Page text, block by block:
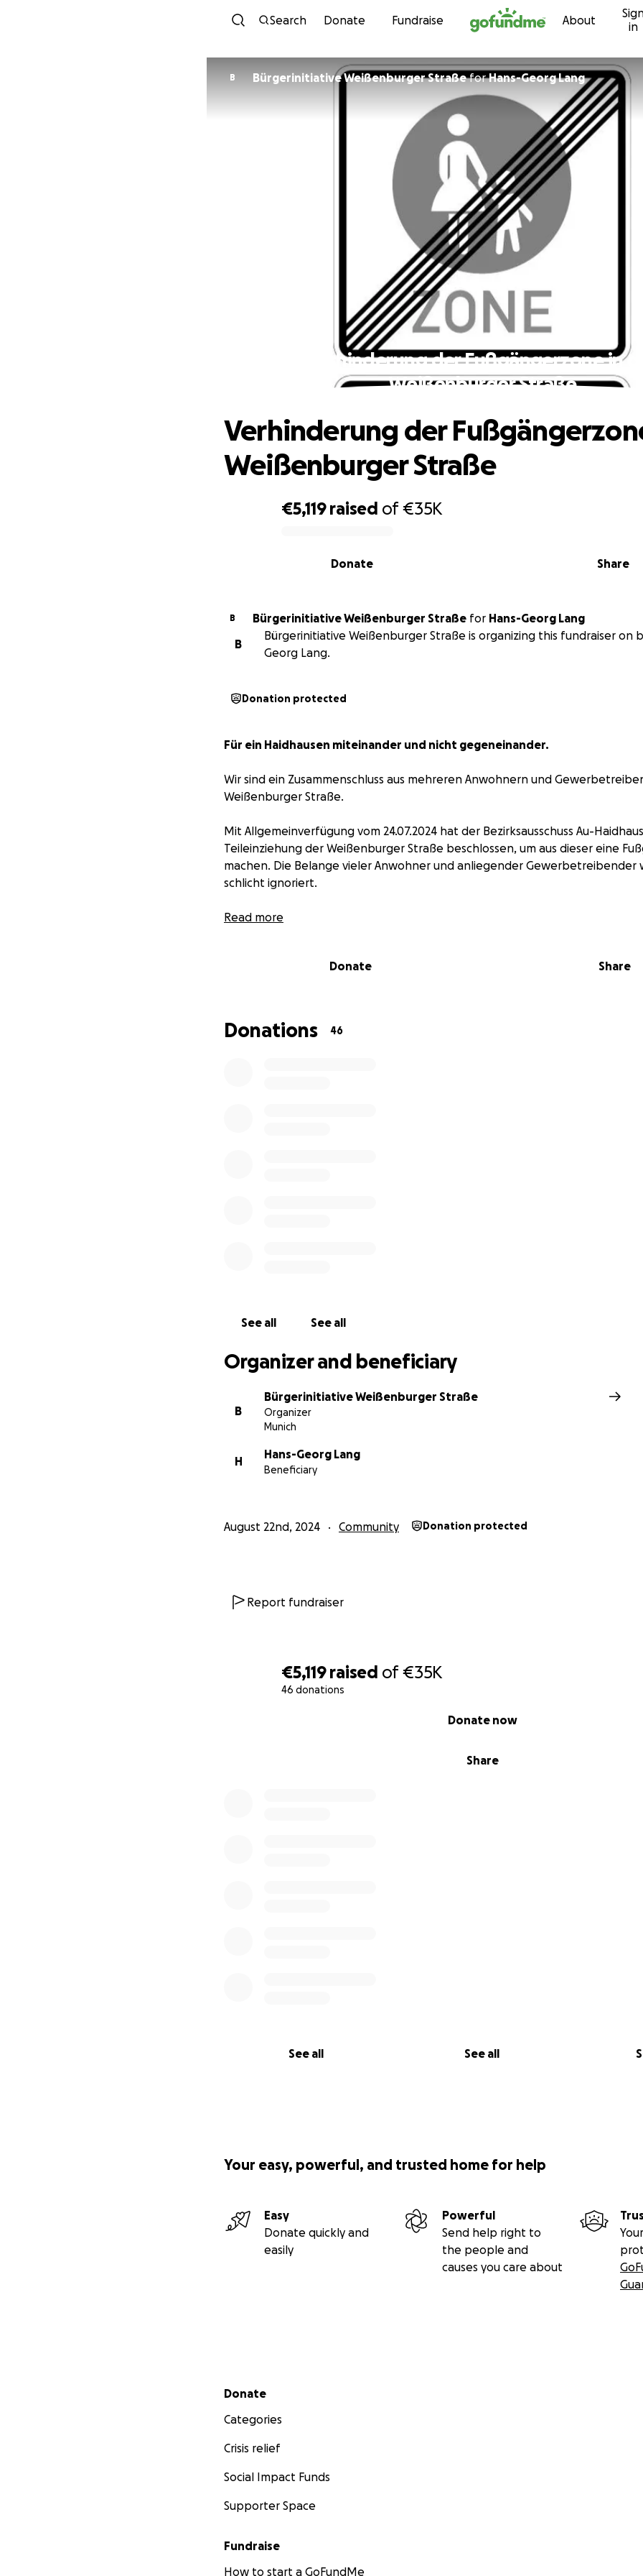
Skip to content
Search Donate Fundraise About
in
€5,119 raised of€35K
46 donations
Share
Donate now
See all See all
B Bürgerinitiative Weißenburger StraßeforHans-Georg Lang
Verhinderung der Fußgängerzone in
Weißenburger Straße
€5,119 raised of€35K
Share
Donate
Verhinderung der
Weißenburger Straße
B Bürgerinitiative Weißenburger Straße for Hans-Georg Lang
B
Bürgerinitiative Weißenburger Straße is organizing this fundraiser on
Georg Lang.
Donation protected
Für ein Haidhausen miteinander und nicht gegeneinander.
Wir sind ein Zusammenschluss aus mehreren Anwohnern und
Weißenburger Straße.
Mit Allgemeinverfügung vom 24.07.2024 hat der Bezirksausschuss Au-
Teileinziehung der Weißenburger Straße beschlossen, um aus dieser eine
machen. Die Belange vieler Anwohner und anliegender Gewerbetreibender
schlicht ignoriert.
Derzeit wehren wir uns gegen die Teileinziehung vor dem
Nach pauschaler Absage des Verwaltungsgerichts im Rahmen eines
dies ist am 25.08.2024 erfolgt.
Read more
Donate Share
Donations 46
See all See all
Organizer and beneficiary
B
Bürgerinitiative Weißenburger Straße
Organizer
Munich
H
Hans-Georg Lang
Beneficiary
August 22nd, 2024 Community Donation protected
Report fundraiser
Your easy, powerful, and trusted home for help
Easy
Donate quickly and
easily
Powerful
Send help right to
the people and
causes you care about
Secondary menu
Donate
Categories
Crisis relief
Social Impact Funds
Supporter Space
Fundraise
How to start a GoFundMe